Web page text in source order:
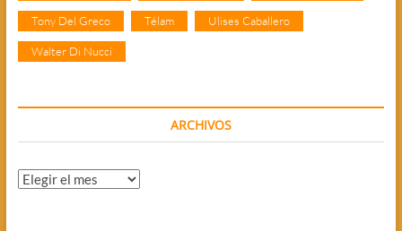
Tony Del Greco Télam Ulises Caballero
Walter Di Nucci
ARCHIVOS
Archivos